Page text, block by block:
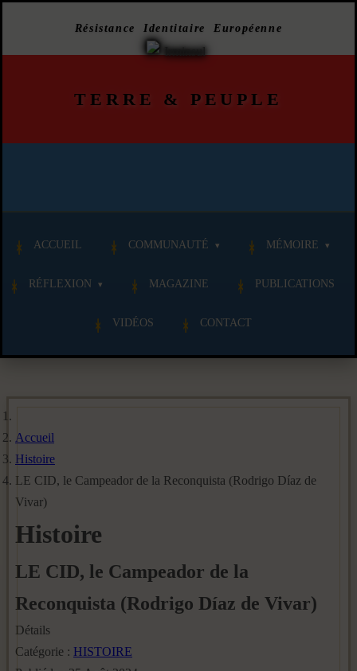
Résistance Identitaire Européenne
TERRE & PEUPLE
ACCUEIL COMMUNAUTÉ MÉMOIRE
RÉFLEXION MAGAZINE PUBLICATIONS
VIDÉOS CONTACT
Accueil
Histoire
LE CID, le Campeador de la Reconquista (Rodrigo Díaz de
Vivar)
Histoire
LE CID, le Campeador de la
Reconquista (Rodrigo Díaz de Vivar)
Détails
Catégorie : HISTOIRE